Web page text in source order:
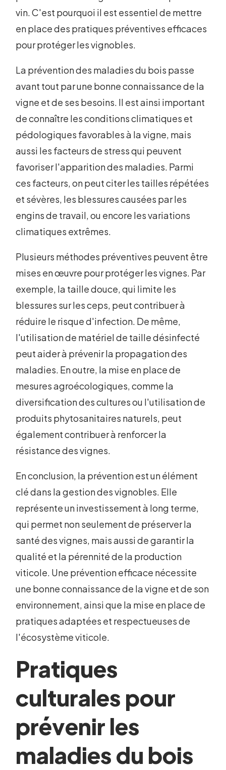
vin. C'est pourquoi il est essentiel de mettre
en place des pratiques préventives efficaces
pour protéger les vignobles.
La prévention des maladies du bois passe
avant tout par une bonne connaissance de la
vigne et de ses besoins. Il est ainsi important
de connaître les conditions climatiques et
pédologiques favorables à la vigne, mais
aussi les facteurs de stress qui peuvent
favoriser l'apparition des maladies. Parmi
ces facteurs, on peut citer les tailles répétées
et sévères, les blessures causées par les
engins de travail, ou encore les variations
climatiques extrêmes.
Plusieurs méthodes préventives peuvent être
mises en œuvre pour protéger les vignes. Par
exemple, la taille douce, qui limite les
blessures sur les ceps, peut contribuer à
réduire le risque d'infection. De même,
l'utilisation de matériel de taille désinfecté
peut aider à prévenir la propagation des
maladies. En outre, la mise en place de
mesures agroécologiques, comme la
diversification des cultures ou l'utilisation de
produits phytosanitaires naturels, peut
également contribuer à renforcer la
résistance des vignes.
En conclusion, la prévention est un élément
clé dans la gestion des vignobles. Elle
représente un investissement à long terme,
qui permet non seulement de préserver la
santé des vignes, mais aussi de garantir la
qualité et la pérennité de la production
viticole. Une prévention efficace nécessite
une bonne connaissance de la vigne et de son
environnement, ainsi que la mise en place de
pratiques adaptées et respectueuses de
l'écosystème viticole.
Pratiques
culturales pour
prévenir les
maladies du bois